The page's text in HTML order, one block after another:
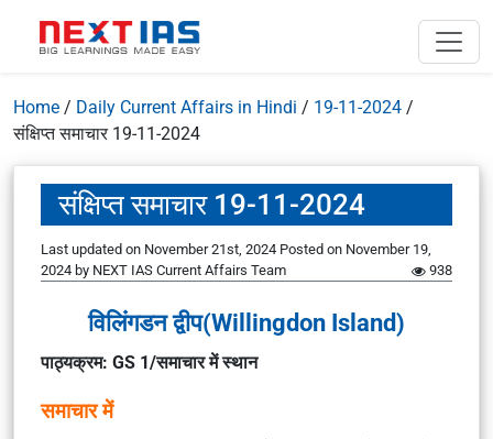
Home / Daily Current Affairs in Hindi / 19-11-2024 /
संक्षिप्त समाचार 19-11-2024
संक्षिप्त समाचार 19-11-2024
Last updated on November 21st, 2024 Posted on November 19,
2024 by NEXT IAS Current Affairs Team 938
विलिंगडन द्वीप(Willingdon Island)
पाठ्यक्रम: GS 1/समाचार में स्थान
समाचार में